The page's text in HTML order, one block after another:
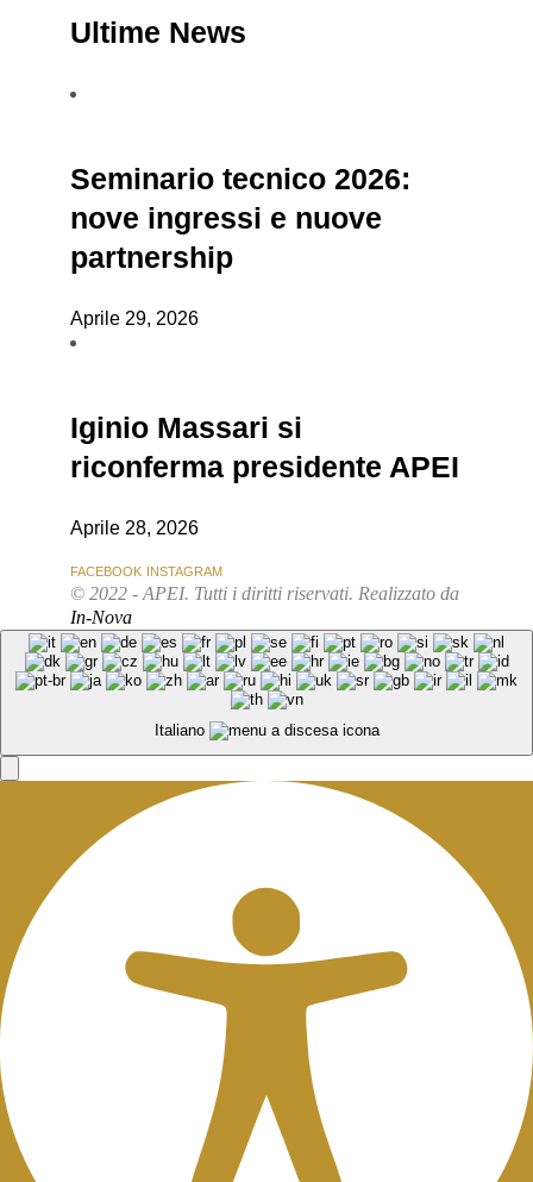
Ultime News
Seminario tecnico 2026:
nove ingressi e nuove
partnership
Aprile 29, 2026
Iginio Massari si
riconferma presidente APEI
Aprile 28, 2026
FACEBOOK INSTAGRAM
© 2022 - APEI. Tutti i diritti riservati. Realizzato da
In-Nova
Italiano